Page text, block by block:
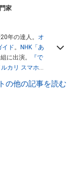
家
年の達人。 オ
イド。
NHK「あ
に出演。
『で
カリ スマホで
） ほか著書多
の他の記事を読む